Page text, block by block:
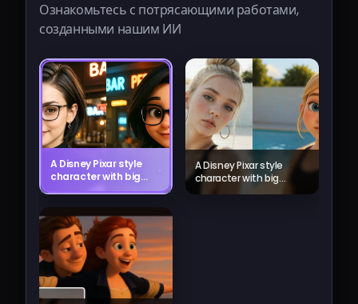
Ознакомьтесь с потрясающими работами,
созданными нашим ИИ
A Disney Pixar style
character with big
expressive eyes,
background,
magical
atmosphere
A Disney Pixar style
character with big